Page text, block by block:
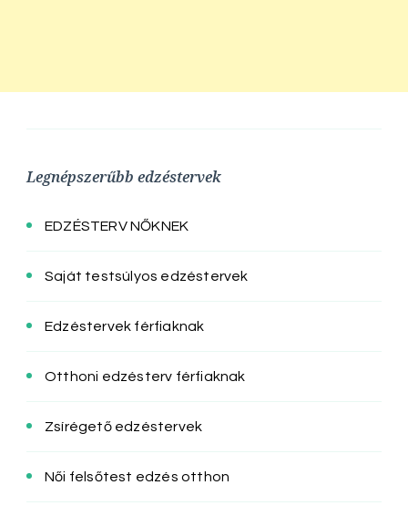
Legnépszerűbb edzéstervek
EDZÉSTERV NŐKNEK
Saját testsúlyos edzéstervek
Edzéstervek férfiaknak
Otthoni edzésterv férfiaknak
Zsírégető edzéstervek
Női felsőtest edzés otthon